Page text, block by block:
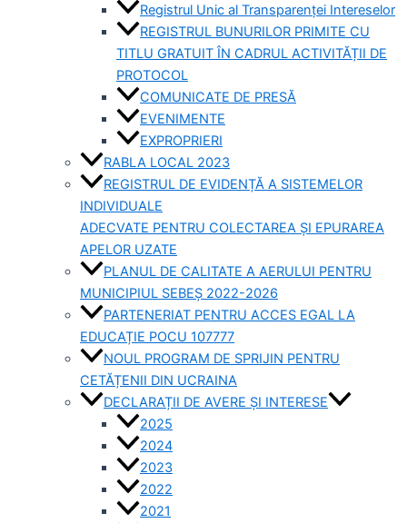
Registrul Unic al Transparenței Intereselor
REGISTRUL BUNURILOR PRIMITE CU
TITLU GRATUIT ÎN CADRUL ACTIVITĂȚII DE
PROTOCOL
COMUNICATE DE PRESĂ
EVENIMENTE
EXPROPRIERI
RABLA LOCAL 2023
REGISTRUL DE EVIDENȚĂ A SISTEMELOR
INDIVIDUALE
ADECVATE PENTRU COLECTAREA ȘI EPURAREA
APELOR UZATE
PLANUL DE CALITATE A AERULUI PENTRU
MUNICIPIUL SEBEȘ 2022-2026
PARTENERIAT PENTRU ACCES EGAL LA
EDUCAȚIE POCU 107777
NOUL PROGRAM DE SPRIJIN PENTRU
CETĂȚENII DIN UCRAINA
DECLARAȚII DE AVERE ȘI INTERESE
2025
2024
2023
2022
2021